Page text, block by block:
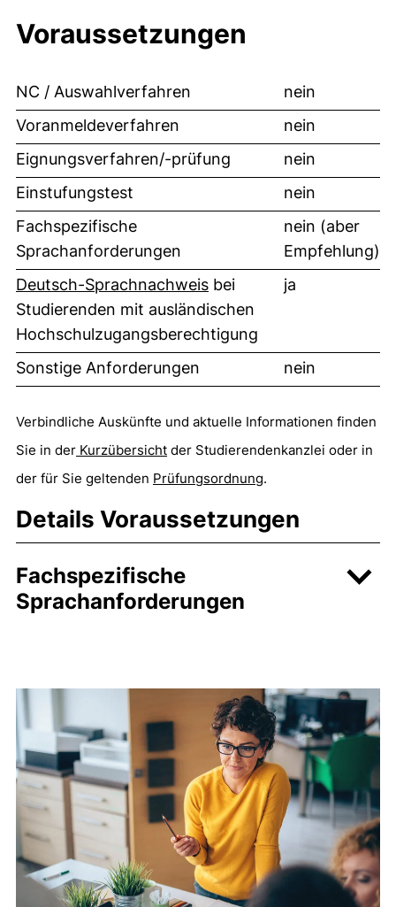
Voraussetzungen
NC / Auswahlverfahren
nein
Voranmeldeverfahren
nein
Eignungsverfahren/-prüfung
nein
Einstufungstest
nein
Fachspezifische
Sprachanforderungen
nein (aber
Empfehlung)
Deutsch-Sprachnachweis bei
Studierenden mit ausländischen
Hochschulzugangsberechtigung
ja
Sonstige Anforderungen nein
Verbindliche Auskünfte und aktuelle Informationen finden
Sie in der Kurzübersicht(öffnet neues Fenster). (nicht
der Studierendenkanzlei oder in
der für Sie geltenden Prüfungsordnung.
Details Voraussetzungen
Fachspezifische
Sprachanforderungen